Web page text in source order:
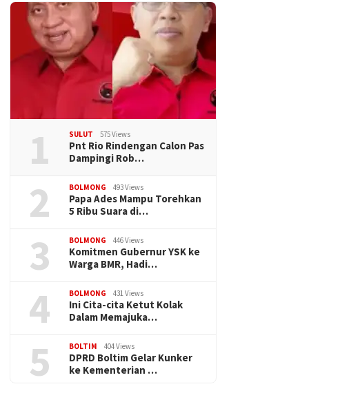
1 SULUT 575 Views
Pnt Rio Rindengan Calon Pas
Dampingi Rob…
2 BOLMONG 493 Views
Papa Ades Mampu Torehkan
5 Ribu Suara di…
3 BOLMONG 446 Views
Komitmen Gubernur YSK ke
Warga BMR, Hadi…
4 BOLMONG 431 Views
Ini Cita-cita Ketut Kolak
Dalam Memajuka…
5 BOLTIM 404 Views
DPRD Boltim Gelar Kunker
ke Kementerian …